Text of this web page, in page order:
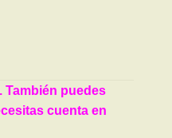
También puedes
cuenta en